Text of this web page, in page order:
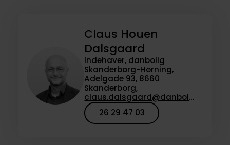
Claus Houen
Dalsgaard
Indehaver, danbolig
Skanderborg-Hørning,
Adelgade 93, 8660
Skanderborg,
claus.dalsgaard@danbolig.dk
26 29 47 03